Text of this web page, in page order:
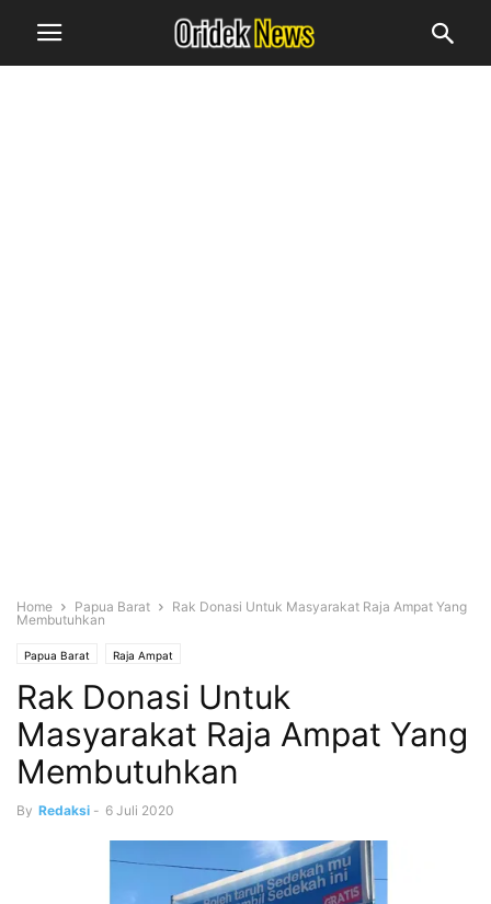
Home Papua Barat
Rak Donasi Untuk Masyarakat Raja Ampat Yang
Membutuhkan
Papua Barat Raja Ampat
Rak Donasi Untuk
Masyarakat Raja Ampat Yang
Membutuhkan
By Redaksi - 6 Juli 2020